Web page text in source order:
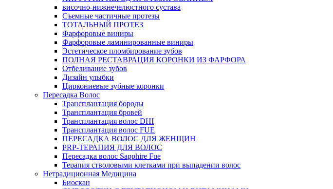
височно-нижнечелюстного сустава
Съемные частичные протезы
ТОТАЛЬНЫЙ ПРОТЕЗ
Фарфоровые виниры
Фарфоровые ламинированные виниры
Эстетическое пломбирование зубов
ПОЛНАЯ РЕСТАВРАЦИЯ КОРОНКИ ИЗ ФАРФОРА
Отбеливание зубов
Дизайн улыбки
Циркониевые зубные коронки
Пересадка Волос
Трансплантация бороды
Трансплантация бровей
Трансплантация волос DHI
Трансплантация волос FUE
ПЕРЕСАДКА ВОЛОС ДЛЯ ЖЕНЩИН
PRP-ТЕРАПИЯ ДЛЯ ВОЛОС
Пересадка волос Sapphire Fue
Терапия стволовыми клетками при выпадении волос
Нетрадиционная Медицина
Биоскан